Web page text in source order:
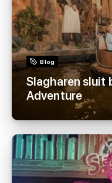
Blog
Slagharen
Adventure